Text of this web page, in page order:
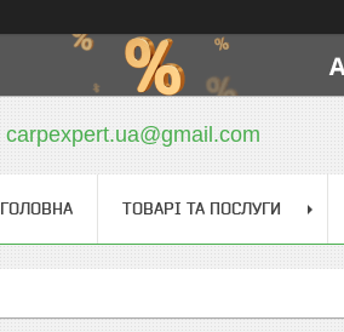
carpexpert.ua@gmail.com
ГОЛОВНА ТОВАРІ ТА ПОСЛУГИ